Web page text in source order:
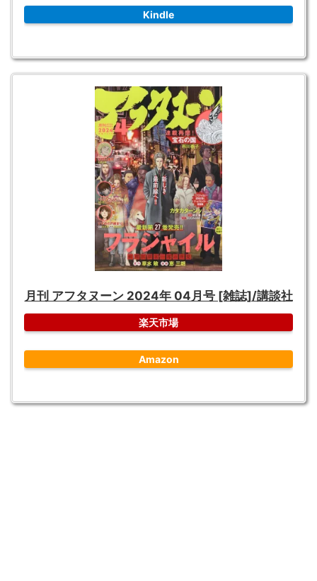
Kindle
月刊 アフタヌーン 2024年 04月号 [雑誌]/講談社
楽天市場
Amazon